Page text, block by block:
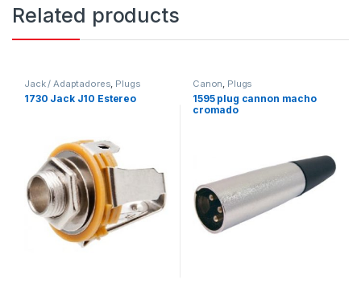
Related products
Jack / Adaptadores, Plugs
1730 Jack J10 Estereo
Canon, Plugs
1595 plug cannon macho
cromado